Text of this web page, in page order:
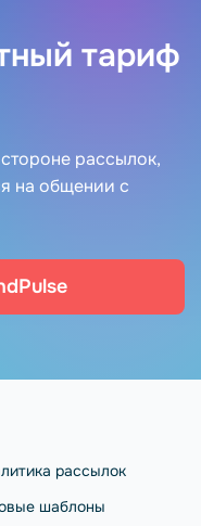
тариф
рассылок,
на общении с
рассылок
шаблоны